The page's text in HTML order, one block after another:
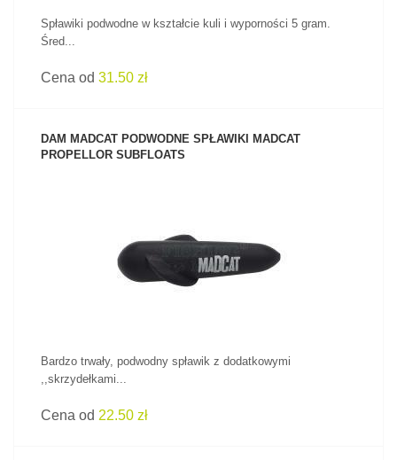
Spławiki podwodne w kształcie kuli i wyporności 5 gram.
Śred...
Cena od 31.50 zł
DAM MADCAT PODWODNE SPŁAWIKI MADCAT
PROPELLOR SUBFLOATS
Bardzo trwały, podwodny spławik z dodatkowymi
,,skrzydełkami...
Cena od 22.50 zł